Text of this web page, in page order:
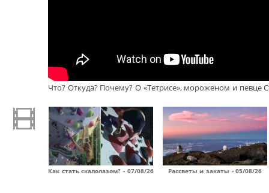
Что? Откуда? Почему? О «Тетрисе», мороженом и певце
Как стать скалолазом? - 07/08/26 Рассветы и закаты - 05/08/26